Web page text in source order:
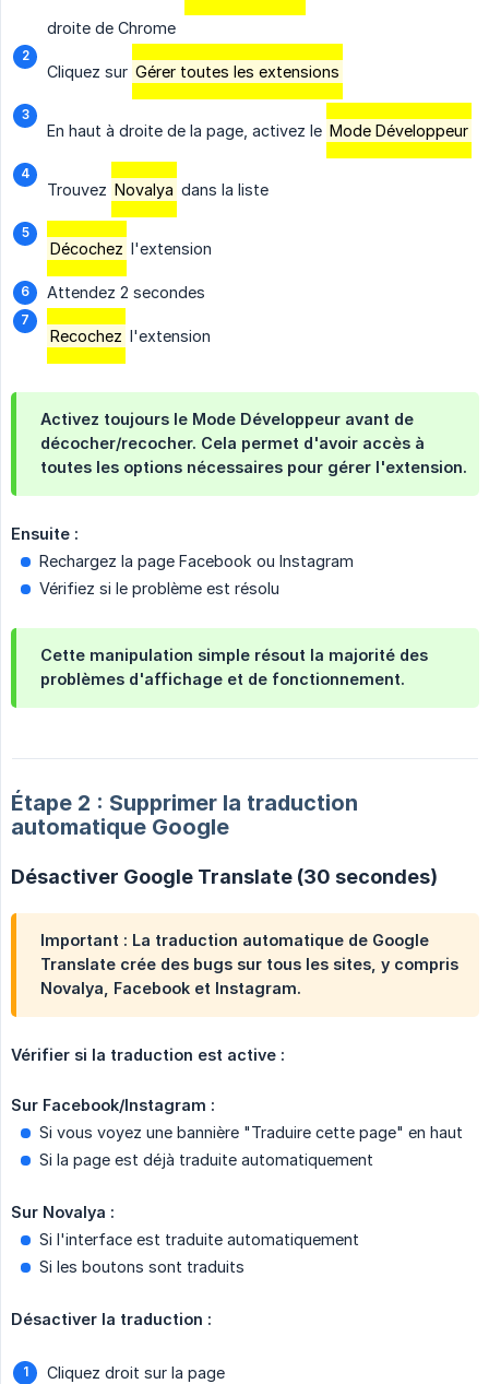
droite de Chrome
Cliquez sur Gérer toutes les extensions
En haut à droite de la page, activez le Mode Développeur
Trouvez Novalya dans la liste
Décochez l'extension
Attendez 2 secondes
Recochez l'extension
Activez toujours le Mode Développeur avant de
décocher/recocher. Cela permet d'avoir accès à
toutes les options nécessaires pour gérer l'extension.
Ensuite :
Rechargez la page Facebook ou Instagram
Vérifiez si le problème est résolu
Cette manipulation simple résout la majorité des
problèmes d'affichage et de fonctionnement.
Étape 2 : Supprimer la traduction
automatique Google
Désactiver Google Translate (30 secondes)
Important : La traduction automatique de Google
Translate crée des bugs sur tous les sites, y compris
Novalya, Facebook et Instagram.
Vérifier si la traduction est active :
Sur Facebook/Instagram :
Si vous voyez une bannière "Traduire cette page" en haut
Si la page est déjà traduite automatiquement
Sur Novalya :
Si l'interface est traduite automatiquement
Si les boutons sont traduits
Désactiver la traduction :
Cliquez droit sur la page